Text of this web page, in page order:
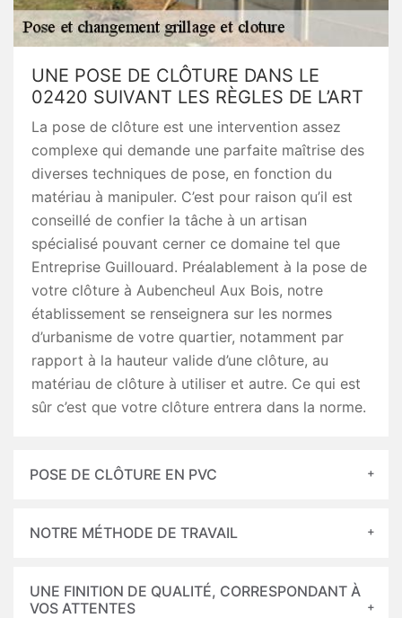
UNE POSE DE CLÔTURE DANS LE
02420 SUIVANT LES RÈGLES DE L’ART
La pose de clôture est une intervention assez
complexe qui demande une parfaite maîtrise des
diverses techniques de pose, en fonction du
matériau à manipuler. C’est pour raison qu’il est
conseillé de confier la tâche à un artisan
spécialisé pouvant cerner ce domaine tel que
Entreprise Guillouard. Préalablement à la pose de
votre clôture à Aubencheul Aux Bois, notre
établissement se renseignera sur les normes
d’urbanisme de votre quartier, notamment par
rapport à la hauteur valide d’une clôture, au
matériau de clôture à utiliser et autre. Ce qui est
sûr c’est que votre clôture entrera dans la norme.
POSE DE CLÔTURE EN PVC
NOTRE MÉTHODE DE TRAVAIL
UNE FINITION DE QUALITÉ, CORRESPONDANT À
VOS ATTENTES